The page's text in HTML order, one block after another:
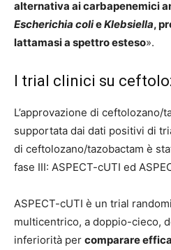
alternativa ai carbapenemici
Escherichia colieKlebsiella,
lattamasi a spettro esteso».
I trial clinici su
L’approvazione di ceftolozano/
supportata dai dati positivi di
di ceftolozano/tazobactam è
fase III: ASPECT-cUTI ed
ASPECT-cUTI è un trial
multicentrico, a doppio-cieco,
inferiorità per comparare